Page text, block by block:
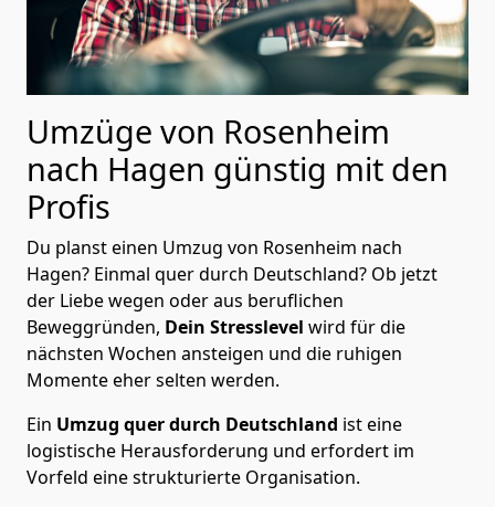
Umzüge von Rosenheim
nach Hagen günstig mit den
Profis
Du planst einen Umzug von Rosenheim nach
Hagen? Einmal quer durch Deutschland? Ob jetzt
der Liebe wegen oder aus beruflichen
Beweggründen, Dein Stresslevel wird für die
nächsten Wochen ansteigen und die ruhigen
Momente eher selten werden.
Ein Umzug quer durch Deutschland ist eine
logistische Herausforderung und erfordert im
Vorfeld eine strukturierte Organisation.